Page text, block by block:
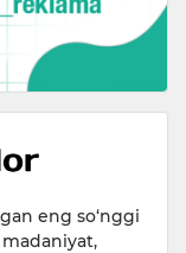
eng so‘nggi